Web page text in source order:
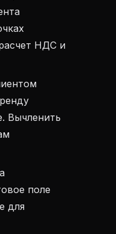
НДС и
Вычленить
поле
для